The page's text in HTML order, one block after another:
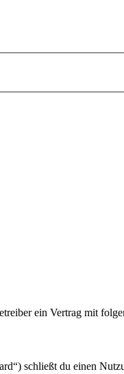
ein Vertrag mit
schließt du einen